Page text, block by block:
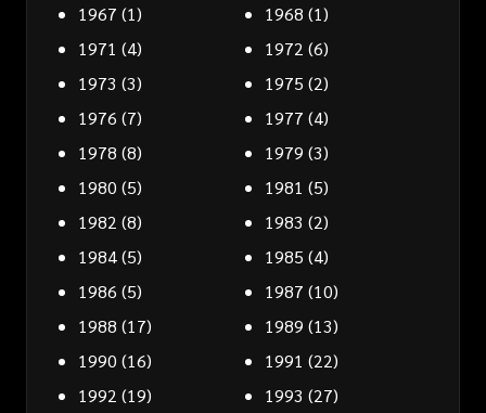
1967 (1) 1968 (1)
1971 (4) 1972 (6)
1973 (3) 1975 (2)
1976 (7) 1977 (4)
1978 (8) 1979 (3)
1980 (5) 1981 (5)
1982 (8) 1983 (2)
1984(5) 1985 (4)
1986 (5) 1987 (10)
1988 (17) 1989 (13)
1990 (16) 1991 (22)
1992 (19) 1993 (27)